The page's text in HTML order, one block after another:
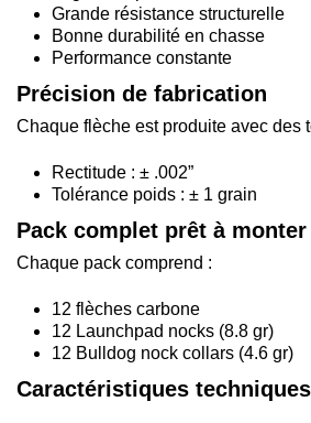
Grande résistance structurelle
Bonne durabilité en chasse
Performance constante
Précision de fabrication
Chaque flèche est produite avec des
Rectitude : ± .002”
Tolérance poids : ± 1 grain
Pack complet prêt à monter
Chaque pack comprend :
12 flèches carbone
12 Launchpad nocks (8.8 gr)
12 Bulldog nock collars (4.6 gr)
Caractéristiques techniques